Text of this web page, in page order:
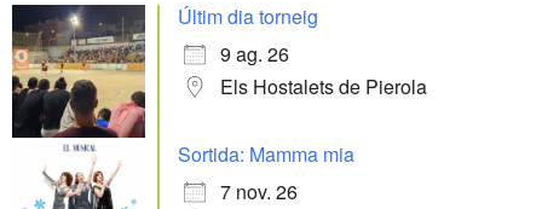
Últim dia torneig
9 ag. 26
Els Hostalets de Pierola
Sortida: Mamma mia
7 nov. 26